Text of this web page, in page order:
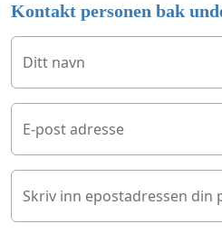
Kontakt personen bak
Ditt navn
E-post adresse
Skriv inn epostadressen din